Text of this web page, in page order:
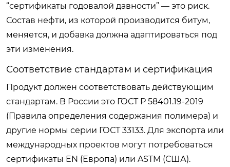
“сертификаты годовалой давности” — это риск.
Состав нефти, из которой производится битум,
меняется, и добавка должна адаптироваться под
эти изменения.
Соответствие стандартам и сертификация
Продукт должен соответствовать действующим
стандартам. В России это ГОСТ Р 58401.19-2019
(Правила определения содержания полимера) и
другие нормы серии ГОСТ 33133. Для экспорта или
международных проектов могут потребоваться
сертификаты EN (Европа) или ASTM (США).